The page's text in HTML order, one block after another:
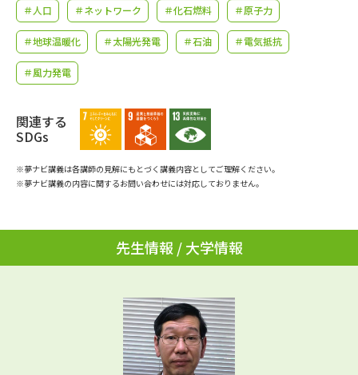
学問のミニ講義「夢ナビ講義」 学問分野解説
学問の教科書
ユーザーサポート
Ｑ＆Ａ よくあるご質問 大学進学IDについて
資料の料金の
個人情報取扱規定
＃人口 ＃ネットワーク ＃化石燃料 ＃原子力
＃地球温暖化 ＃太陽光発電 ＃石油 ＃電気抵抗
＃風力発電
関連する
SDGs
※夢ナビ講義は各講師の見解にもとづく講義内容としてご理解ください。
※夢ナビ講義の内容に関するお問い合わせには対応しておりません。
先生情報 / 大学情報